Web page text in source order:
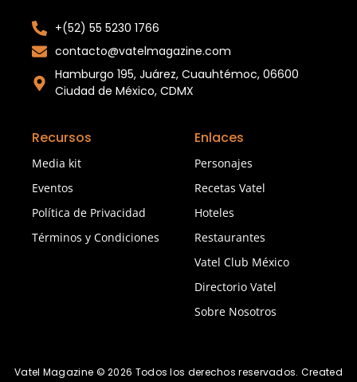
+(52) 55 5230 1766
contacto@vatelmagazine.com
Hamburgo 195, Juárez, Cuauhtémoc, 06600
Ciudad de México, CDMX
Recursos
Media kit
Eventos
Política de Privacidad
Términos y Condiciones
Enlaces
Personajes
Recetas Vatel
Hoteles
Restaurantes
Vatel Club México
Directorio Vatel
Sobre Nosotros
Vatel Magazine © 2026 Todos los derechos reservados. Created